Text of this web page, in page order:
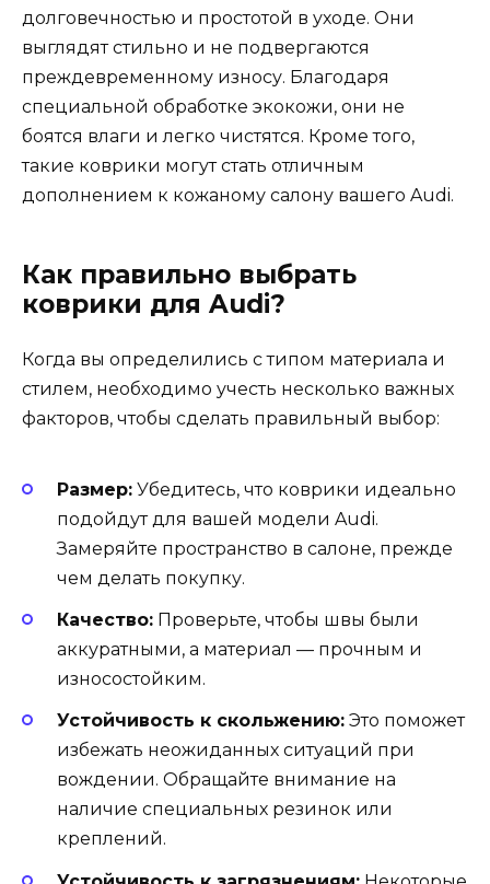
долговечностью и простотой в уходе. Они
выглядят стильно и не подвергаются
преждевременному износу. Благодаря
специальной обработке экокожи, они не
боятся влаги и легко чистятся. Кроме того,
такие коврики могут стать отличным
дополнением к кожаному салону вашего Audi.
Как правильно выбрать
коврики для Audi?
Когда вы определились с типом материала и
стилем, необходимо учесть несколько важных
факторов, чтобы сделать правильный выбор:
Размер: Убедитесь, что коврики идеально
подойдут для вашей модели Audi.
Замеряйте пространство в салоне, прежде
чем делать покупку.
Качество: Проверьте, чтобы швы были
аккуратными, а материал — прочным и
износостойким.
Устойчивость к скольжению: Это поможет
избежать неожиданных ситуаций при
вождении. Обращайте внимание на
наличие специальных резинок или
креплений.